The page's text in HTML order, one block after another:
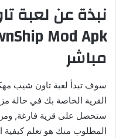
نبذة عن لعبة
مباشر
سوف تبدأ لعبة تاون شيب
القرية الخاصة بك في حالة
ستحصل على قرية فارغة, ومن
المطلوب منك هو تعلم كيفية